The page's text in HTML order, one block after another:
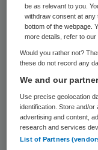
De locatie in
opname voor
afdeling voor
en
Gelderlander
zouden
werken.
verhuisd naar
be as relevant to you.
withdraw consent at any
bottom of the webpage.
more details, refer to our
Would you rather not?
these do not record any
We and our
Use precise geolocation
identification. Store and/
advertising and content,
research and services
List of Partners